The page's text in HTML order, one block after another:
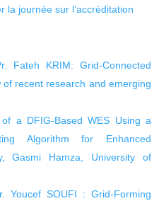
la journée sur l’accréditation
Fateh KRIM: Grid-Connected
recent research and emerging
a DFIG-Based WES Using a
Algorithm for Enhanced
Gasmi Hamza, University of
Youcef SOUFI : Grid-Forming